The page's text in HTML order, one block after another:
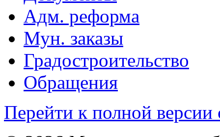
Адм. реформа
Мун. заказы
Градостроительство
Обращения
Перейти к полной версии